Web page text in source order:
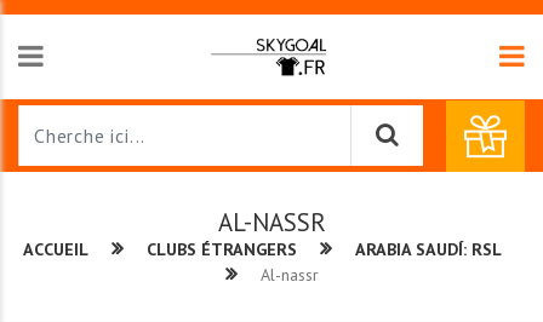
AL-NASSR
ACCUEIL CLUBS ÉTRANGERS
ARABIA SAUDÍ: RSL
Al-nassr